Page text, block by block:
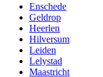
Enschede
Geldrop
Heerlen
Hilversum
Leiden
Lelystad
Maastricht